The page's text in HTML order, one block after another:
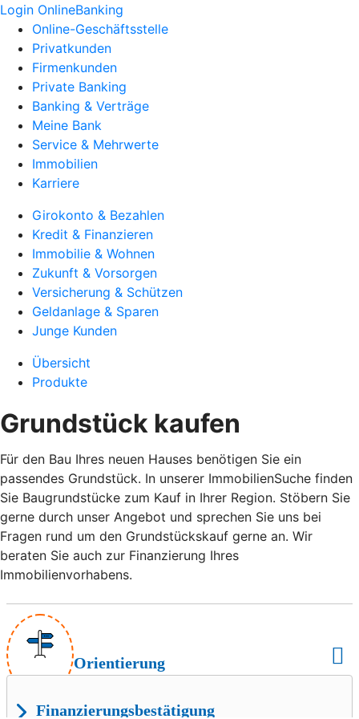
Login OnlineBanking
Online-Geschäftsstelle
Privatkunden
Firmenkunden
Private Banking
Banking & Verträge
Meine Bank
Service & Mehrwerte
Immobilien
Karriere
Girokonto & Bezahlen
Kredit & Finanzieren
Immobilie & Wohnen
Zukunft & Vorsorgen
Versicherung & Schützen
Geldanlage & Sparen
Junge Kunden
Übersicht
Produkte
Grundstück kaufen
Für den Bau Ihres neuen Hauses benötigen Sie ein
passendes Grundstück. In unserer ImmobilienSuche finden
Sie Baugrundstücke zum Kauf in Ihrer Region. Stöbern Sie
gerne durch unser Angebot und sprechen Sie uns bei
Fragen rund um den Grundstückskauf gerne an. Wir
beraten Sie auch zur Finanzierung Ihres
Immobilienvorhabens.